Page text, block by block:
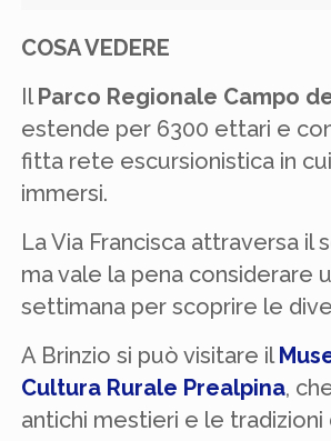
COSA VEDERE
IlParco Regionale Campo
estende per 6300 ettari e
fitta rete escursionistica in
immersi.
La Via Francisca attraversa il
ma vale la pena considerare
settimana per scoprire le
A Brinzio si può visitare il
Cultura Rurale Prealpina,
antichi mestieri e le tradizioni